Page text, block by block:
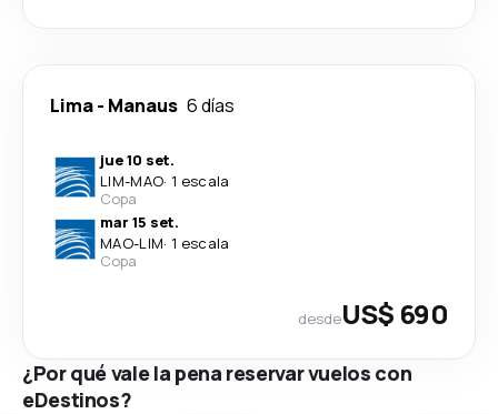
Lima- Manaus 6 días
jue 10 set.
LIM-MAO· 1 escala
Copa
mar 15 set.
MAO-LIM· 1 escala
Copa
desdeUS$ 690
¿Por qué vale la pena reservar vuelos con
eDestinos?